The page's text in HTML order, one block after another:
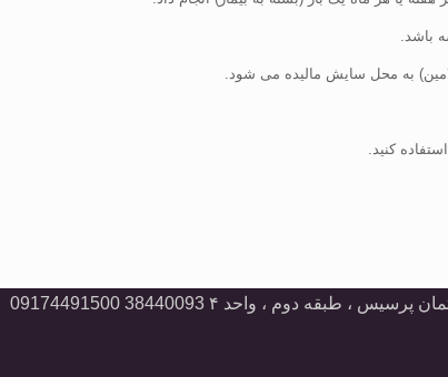
به محل سایش مالیده می شود.
کنید.